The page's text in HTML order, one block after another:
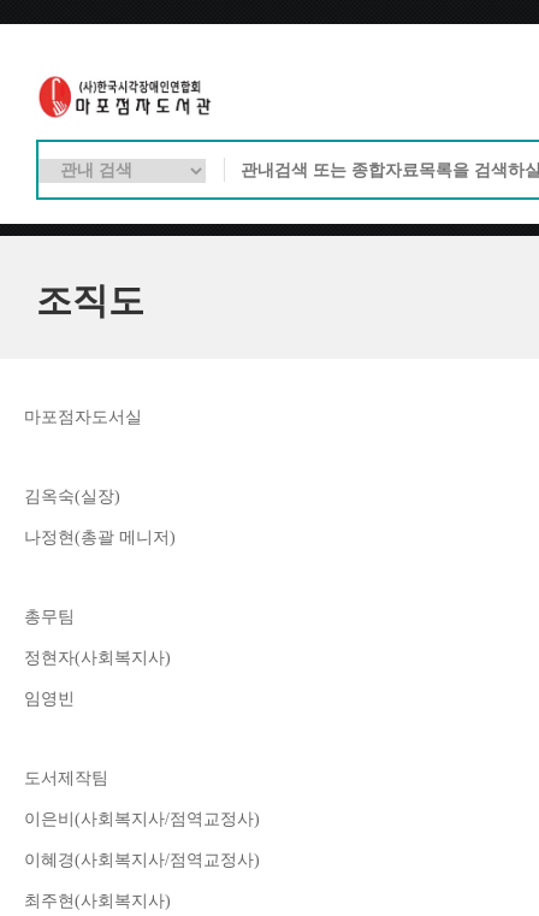
조직도
마포점자도서실
김옥숙(실장)
나정현(총괄 메니저 )
총무팀
정현자(사회복지사)
임영빈
도서제작팀
이은비 (사회복지사/점역교정사)
이혜경(사회복지사/점역교정사)
최주현(사회복지사)